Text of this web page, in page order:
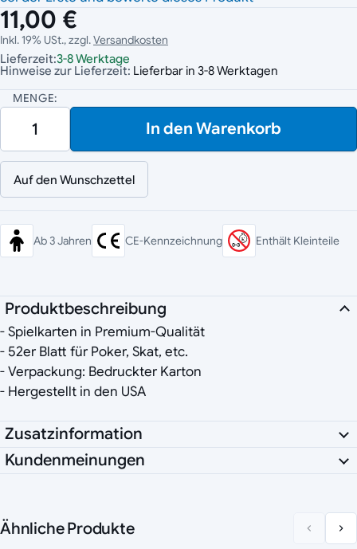
11,00 €
Inkl. 19% USt., zzgl.Versandkosten
Lieferzeit:3-8 Werktage
Hinweise zur Lieferzeit: Lieferbar in 3-8 Werktagen
MENGE:
In den Warenkorb
Auf den Wunschzettel
Ab 3 Jahren CE-Kennzeichnung Enthält Kleinteile
Produktbeschreibung
- Spielkarten in Premium-Qualität
- 52er Blatt für Poker, Skat, etc.
- Verpackung: Bedruckter Karton
- Hergestellt in den USA
Zusatzinformation
Kundenmeinungen
Ähnliche Produkte